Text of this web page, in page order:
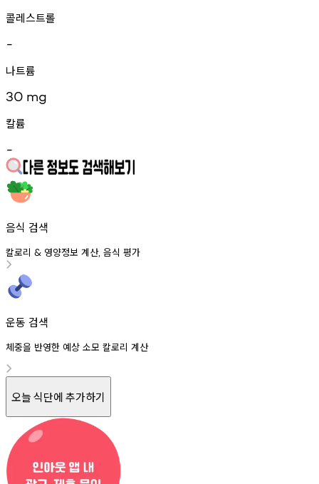
콜레스트롤
-
나트륨
30 mg
칼륨
-
음식 검색
칼로리 & 영양정보 계산, 음식 평가
운동 검색
체중을 반영한 예상 소모 칼로리 계산
오늘 식단에 추가하기